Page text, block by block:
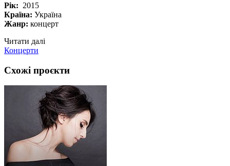
Рік: 2015
Країна: Україна
Жанр: концерт
Читати далі
Концерти
Схожі проєкти